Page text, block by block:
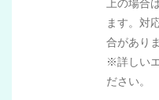
ます。対
合があり
※詳しい
ださい。